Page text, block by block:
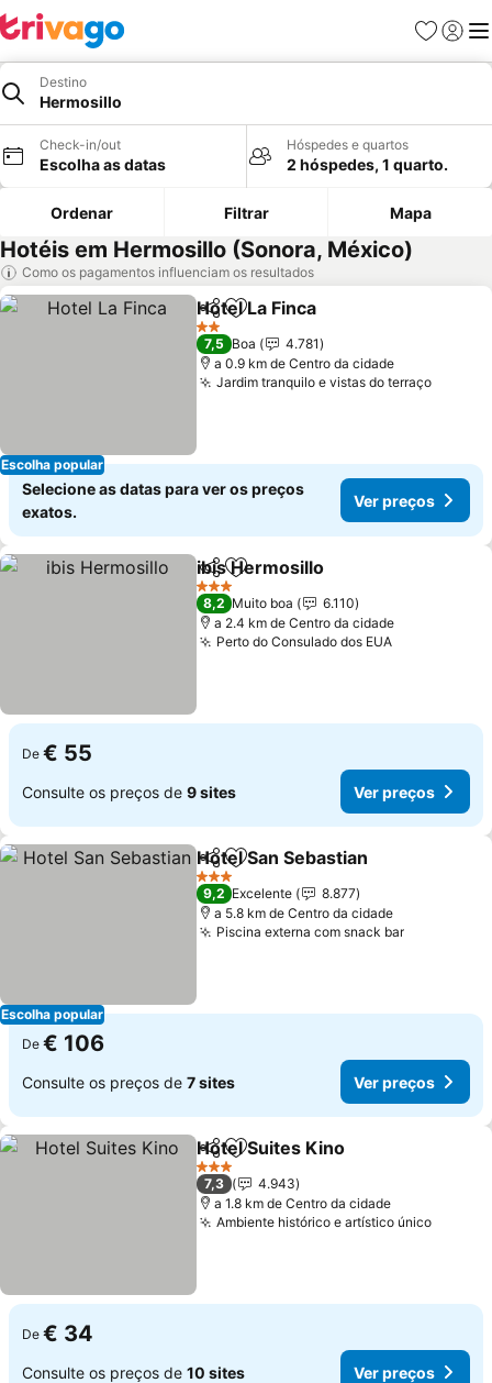
Favoritos
Iniciar
Destino
Hermosillo
Check-in/out
Escolha as datas
Hóspedes e quartos
2 hóspedes, 1 quarto.
Ordenar Filtrar Mapa
Hotéis em Hermosillo (Sonora, México)
Como os pagamentos influenciam os resultados
Escolha popular
PartilharAdicionar aos favoritos
Hotel La Finca
2 Estrelas
7,5 Boa
4.781
a 0.9 km de Centro da cidade
Jardim tranquilo e vistas do terraçoVer
Selecione as datas para ver os preços
exatos.
Ver preços
PartilharAdicionar aos favoritos
ibis Hermosillo
3 Estrelas
8,2 Muito boa
6.110
a 2.4 km de Centro da cidade
Perto do Consulado dos EUAVer preços
De € 55
Consulte os preços de 9 sites Ver preços
Escolha popular
PartilharAdicionar aos favoritos
Hotel San Sebastian
3 Estrelas
9,2 Excelente
8.877
a 5.8 km de Centro da cidade
Piscina externa com snack barVer
De € 106
Consulte os preços de 7 sites Ver preços
PartilharAdicionar aos favoritos
Hotel Suites Kino
3 Estrelas
7,3
4.943
a 1.8 km de Centro da cidade
Ambiente histórico e artístico únicoVer
De € 34
Consulte os preços de 10 sites Ver preços